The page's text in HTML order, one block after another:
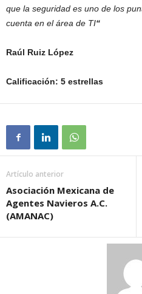
que la seguridad es uno de los
cuenta en el área de TI“
Raúl Ruiz López
Calificación: 5 estrellas
Artículo anterior
Asociación Mexicana de
Agentes Navieros A.C.
(AMANAC)